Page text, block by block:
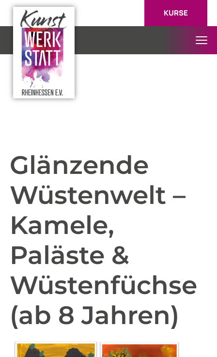
KURSE
Glänzende
Wüstenwelt –
Kamele,
Paläste &
Wüstenfüchse
(ab 8 Jahren)